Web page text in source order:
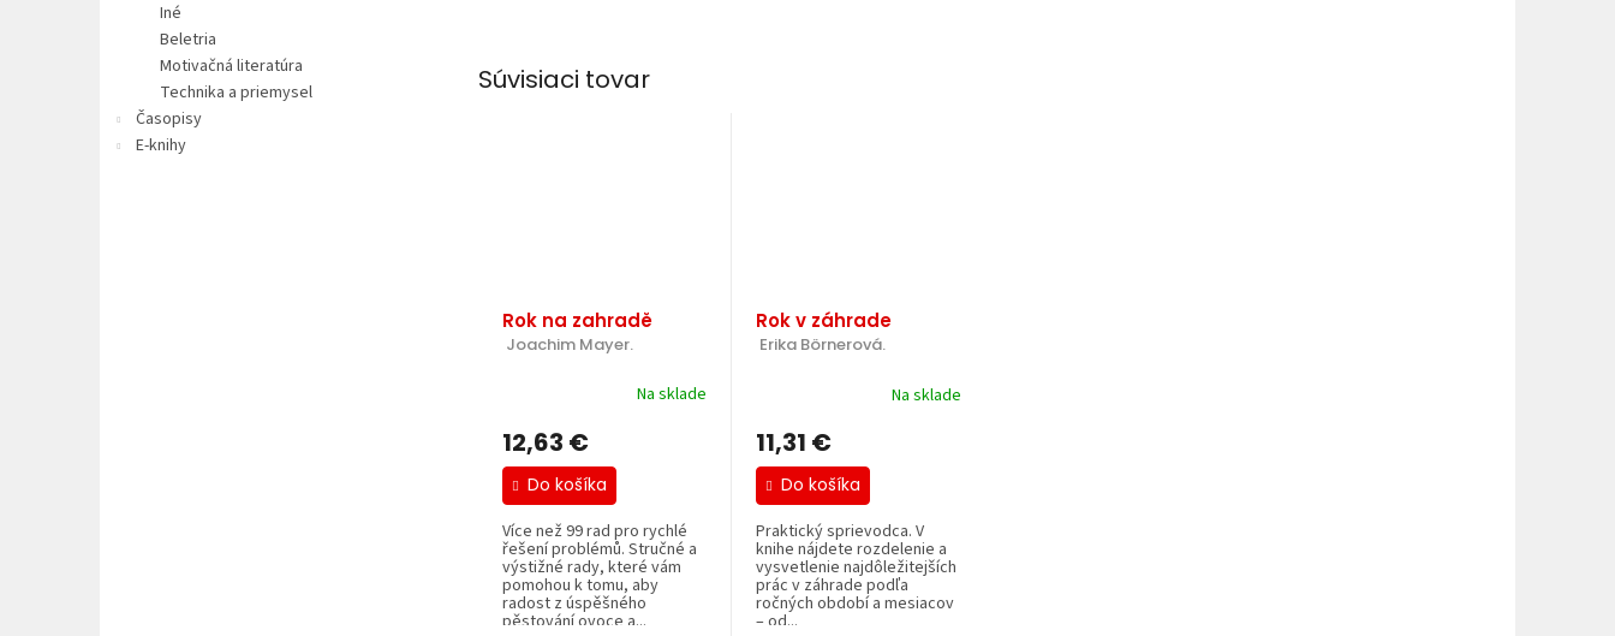
Iné
Beletria
Motivačná literatúra
Technika a priemysel
Časopisy
E-knihy
Súvisiaci tovar
Rok na zahradě
Joachim Mayer.
Na sklade
12,63 €
Do košíka
Více než 99 rad pro rychlé
řešení problémů. Stručné a
výstižné rady, které vám
pomohou k tomu, aby
radost z úspěšného
pěstování ovoce a...
Rok v záhrade
Erika Börnerová.
Na sklade
11,31 €
Do košíka
Praktický sprievodca. V
knihe nájdete rozdelenie a
vysvetlenie najdôležitejších
prác v záhrade podľa
ročných období a mesiacov
– od...